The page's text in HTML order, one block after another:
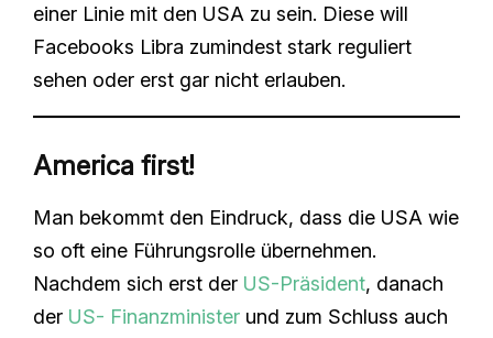
einer Linie mit den USA zu sein. Diese will
Facebooks Libra zumindest stark reguliert
sehen oder erst gar nicht erlauben.
America first!
Man bekommt den Eindruck, dass die USA wie
so oft eine Führungsrolle übernehmen.
Nachdem sich erst der US-Präsident, danach
der US- Finanzminister und zum Schluss auch